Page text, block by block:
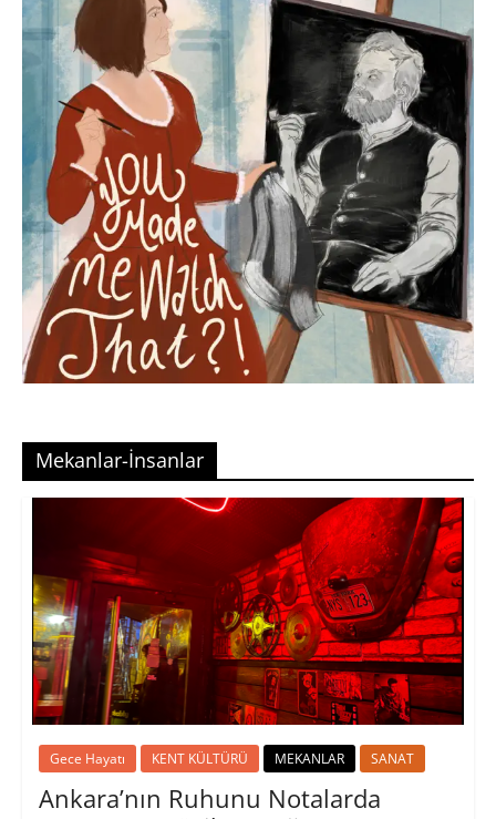
Mekanlar-İnsanlar
Gece Hayatı KENT KÜLTÜRÜ MEKANLAR SANAT
Ankara’nın Ruhunu Notalarda